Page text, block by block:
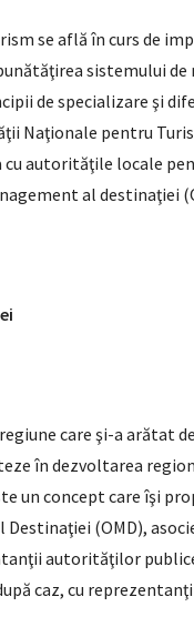
se află în curs de
sistemului
de specializare şi
Naţionale pentru
autorităţile locale
al destinaţiei
care şi-a arătat
în dezvoltarea
un concept care îşi
(OMD),
autorităţilor
caz, cu